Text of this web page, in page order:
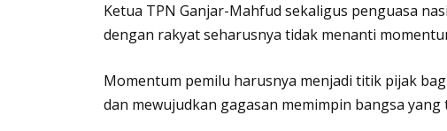
Ketua TPN Ganjar-Mahfud sekaligus penguasa
dengan rakyat seharusnya tidak menanti
Momentum pemilu harusnya menjadi titik pijak
dan mewujudkan gagasan memimpin bangsa